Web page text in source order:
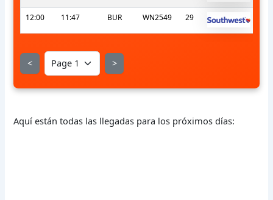
12:00 11:47 BUR WN2549 29
< >
Aquí están todas las llegadas para los próximos días: